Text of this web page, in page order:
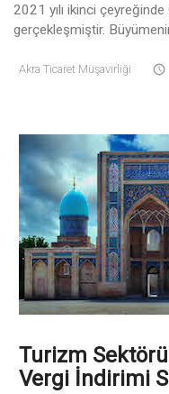
2021 yılı ikinci
gerçekleşmiştir.
Akra Ticaret Müşavirliği
Turizm
Vergi İndirimi